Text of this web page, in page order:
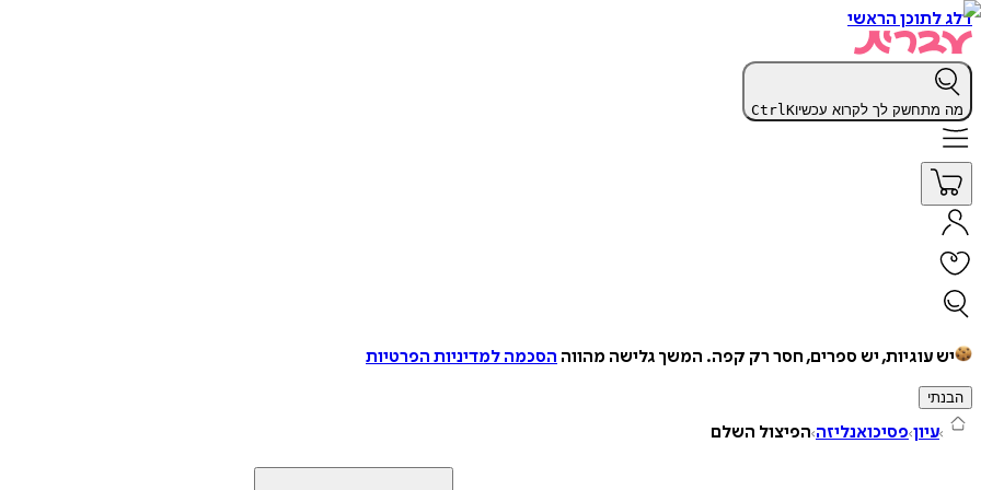
דלג לתוכן הראשי
מה מתחשק לך לקרוא עכשיו CtrlK
יש עוגיות, יש ספרים, חסר רק קפה. המשך גלישה מהווה הסכמה למדיניות הפרטיות
הבנתי
עיון פסיכואנליזה הפיצול השלם